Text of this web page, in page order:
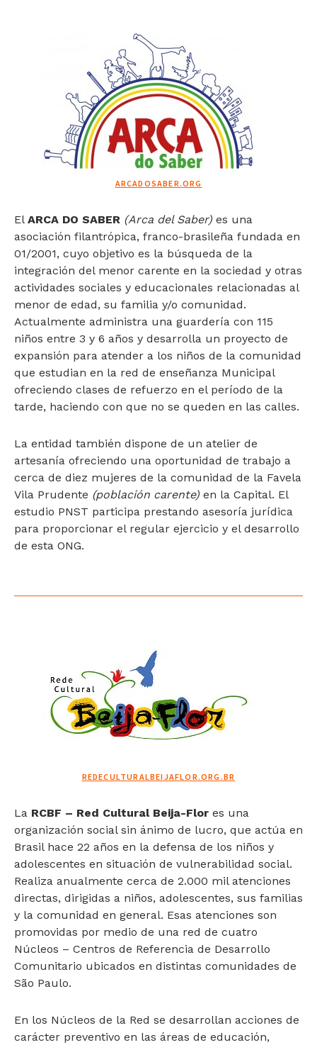
ARCADOSABER.ORG
El ARCA DO SABER (Arca del Saber) es una
asociación filantrópica, franco-brasileña fundada en
01/2001, cuyo objetivo es la búsqueda de la
integración del menor carente en la sociedad y otras
actividades sociales y educacionales relacionadas al
menor de edad, su familia y/o comunidad.
Actualmente administra una guardería con 115
niños entre 3 y 6 años y desarrolla un proyecto de
expansión para atender a los niños de la comunidad
que estudian en la red de enseñanza Municipal
ofreciendo clases de refuerzo en el período de la
tarde, haciendo con que no se queden en las calles.
La entidad también dispone de un atelier de
artesanía ofreciendo una oportunidad de trabajo a
cerca de diez mujeres de la comunidad de la Favela
Vila Prudente (población carente) en la Capital. El
estudio PNST participa prestando asesoría jurídica
para proporcionar el regular ejercicio y el desarrollo
de esta ONG.
REDECULTURALBEIJAFLOR.ORG.BR
La RCBF – Red Cultural Beija-Flor es una
organización social sin ánimo de lucro, que actúa en
Brasil hace 22 años en la defensa de los niños y
adolescentes en situación de vulnerabilidad social.
Realiza anualmente cerca de 2.000 mil atenciones
directas, dirigidas a niños, adolescentes, sus familias
y la comunidad en general. Esas atenciones son
promovidas por medio de una red de cuatro
Núcleos – Centros de Referencia de Desarrollo
Comunitario ubicados en distintas comunidades de
São Paulo.
En los Núcleos de la Red se desarrollan acciones de
carácter preventivo en las áreas de educación,